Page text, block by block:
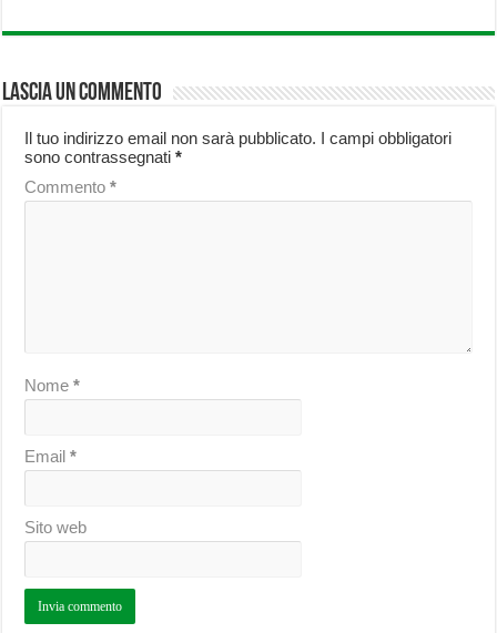
Lascia un commento
Il tuo indirizzo email non sarà pubblicato. I campi obbligatori
sono contrassegnati*
Commento*
Nome*
Email*
Sito web